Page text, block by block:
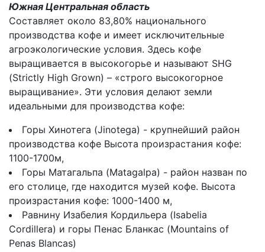
Южная Центральная область
Составляет около 83,80% национального
производства кофе и имеет исключительные
агроэкологические условия. Здесь кофе
выращивается в высокогорье и называют SHG
(Strictly High Grown) – «строго высокогорное
выращивание». Эти условия делают земли
идеальными для производства кофе:
Горы Хинотега (Jinotega) - крупнейший район
производства кофе Высота произрастания кофе:
1100-1700м,
Горы Матагальпа (Matagalpa) - район назван по
его столице, где находится музей кофе. Высота
произрастания кофе: 1000-1400 м,
Равнину Изабелия Кордильера (Isabelia
Cordillera) и горы Пенас Бланкас (Mountains of
Penas Blancas)